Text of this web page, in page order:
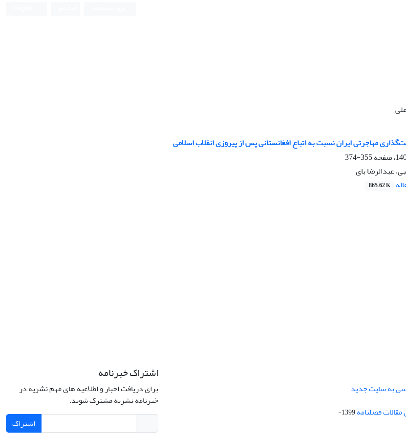
مهاجرتی ایران نسبت به اتباع افغانستانی پس از پیروزی انقلاب اسلامی
355-374
عبدالرضا بای
865.62 K
به سایت جدید
فصلنامه
1399-
اشتراک خبرنامه
برای دریافت اخبار و اطلاعیه های مهم نشریه در
خبرنامه نشریه مشترک شوید.
اشتراک